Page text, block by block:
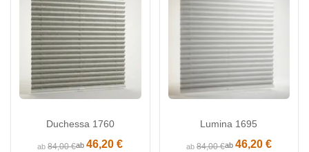
Duchessa 1760
ab84,00 €ab46,20 €
Lumina 1695
ab84,00 €ab 46,20 €